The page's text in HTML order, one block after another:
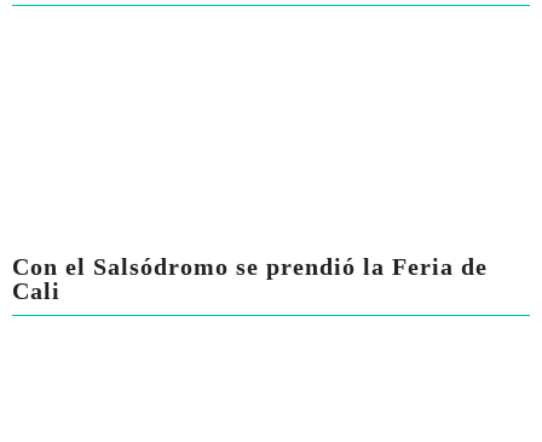
Con el Salsódromo se prendió la Feria de
Cali